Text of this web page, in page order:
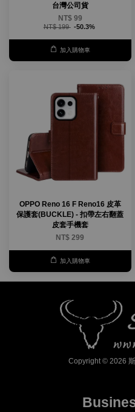
台灣公司貨
NT$ 99
NT$ 199 -50.3%
加入購物車
OPPO Reno 16 F Reno16 皮革
保護套(BUCKLE) - 扣帶左右翻蓋
皮套手機套
NT$ 299
加入購物車
Copyright © 2026